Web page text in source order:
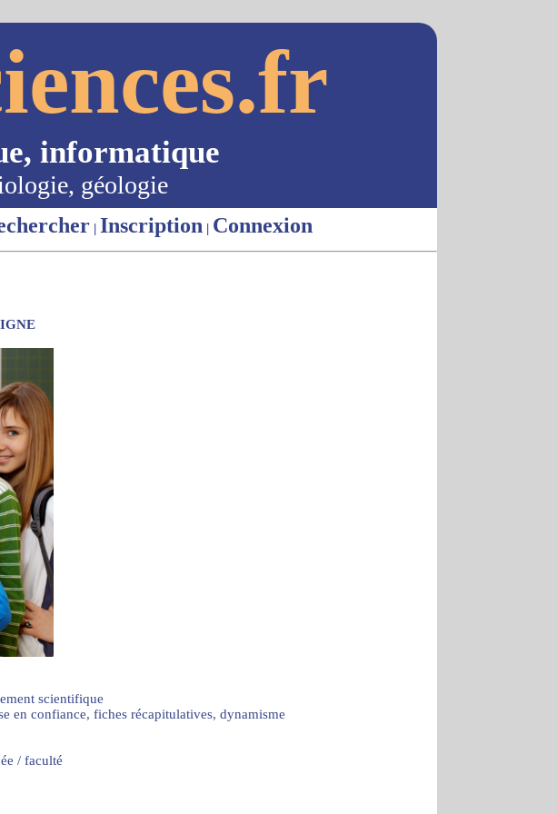
informatique
géologie
| Inscription | Connexion
scientifique
en confiance, fiches récapitulatives, dynamisme
/ faculté